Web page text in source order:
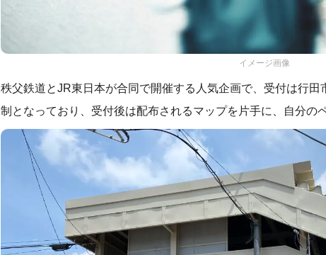
イメージ画像
秩父鉄道とJR東日本が合同で開催する人気企画で、受付は行
制となっており、受付後は配布されるマップを片手に、自分の